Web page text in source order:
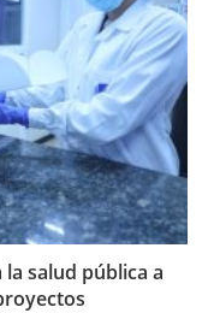
salud pública a